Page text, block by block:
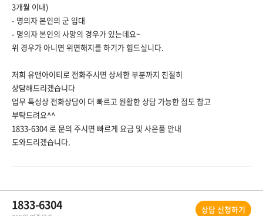
3개월 이내)
- 명의자 본인의 군 입대
- 명의자 본인의 사망의 경우가 있는데요~
위 경우가 아니면 위면해지를 하기가 힘드싶니다.
저희 유앤아이티로 전화주시면 상세한 부분까지 친절히
상담해드리겠습니다
업무 특성상 전화상담이 더 빠르고 원활한 상담 가능한 점도 참고
부탁드려요^^
1833-6304 로 문의 주시면 빠르게 요금 및 사은품 안내
도와드리겠습니다.
1833-6304 상담 신청하기